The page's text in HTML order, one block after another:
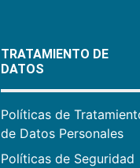
TRATAMIENTO DE
DATOS
Políticas de
de Datos Personales
Políticas de Seguridad